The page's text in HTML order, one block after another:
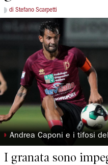
di Stefano Scarpetti
◗ Andrea Caponi e i tifosi
I granata sono